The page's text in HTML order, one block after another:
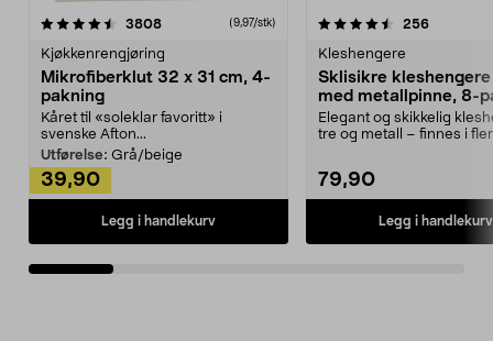
3808anmeldelser(9,97/stk)
Kjøkkenrengjøring
Mikrofiberklut 32 x 31 cm, 4-
pakning
Kåret til «soleklar favoritt» i
svenske Afton...
Utførelse: Grå/beige
39,90
Legg i handlekurv
4.5av 5 stjerner 256
Kleshengere
Sklisikre
med metallpinne, 8-
Elegant og skikkelig
tre og metall – finnes i
79,90
Legg i handlekurv
4.5av 5 stjerner